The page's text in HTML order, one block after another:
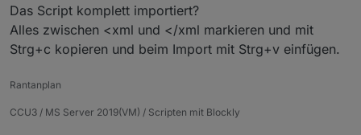
Das Script komplett importiert?
Alles zwischen <xml und </xml markieren und mit
Strg+c kopieren und beim Import mit Strg+v einfügen.
Rantanplan
CCU3 / MS Server 2019(VM) / Scripten mit Blockly